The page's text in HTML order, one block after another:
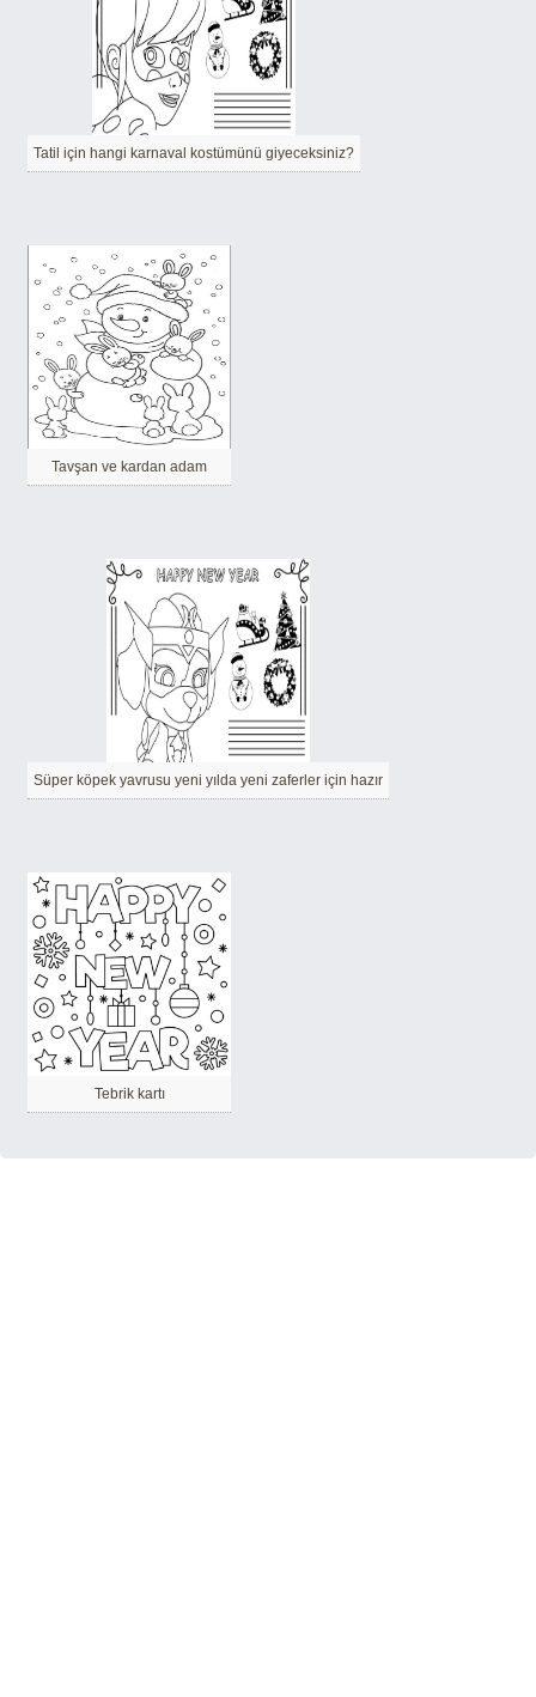
Tatil için hangi karnaval kostümünü giyeceksiniz?
Tavşan ve kardan adam
Süper köpek yavrusu yeni yılda yeni zaferler için hazır
Tebrik kartı